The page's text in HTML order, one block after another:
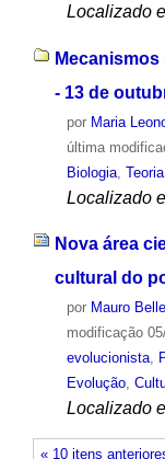
Localizado
- 13 de
por Maria
última
Biologia,
Localizado
Nova área
cultural do
por Mauro
modificação
evolucionista,
Evolução,
Localizado
« 10 itens